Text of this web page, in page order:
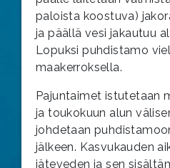
paloista koostuva)
ja päällä vesi jakautuu
Lopuksi puhdistamo
maakerroksella.
Pajuntaimet istutetaan
ja toukokuun alun
johdetaan
jälkeen. Kasvukauden
jäteveden ja sen